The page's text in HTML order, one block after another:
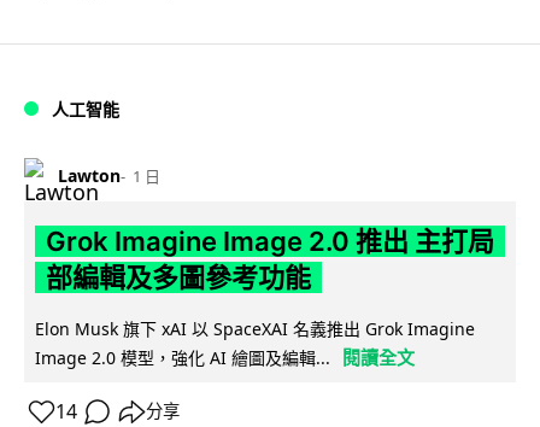
人工智能
Lawton 1 日
Grok Imagine Image 2.0 推出 主打局
部編輯及多圖參考功能
Elon Musk 旗下 xAI 以 SpaceXAI 名義推出 Grok Imagine
Image 2.0 模型，強化 AI 繪圖及編輯...
閱讀全文
14 分享